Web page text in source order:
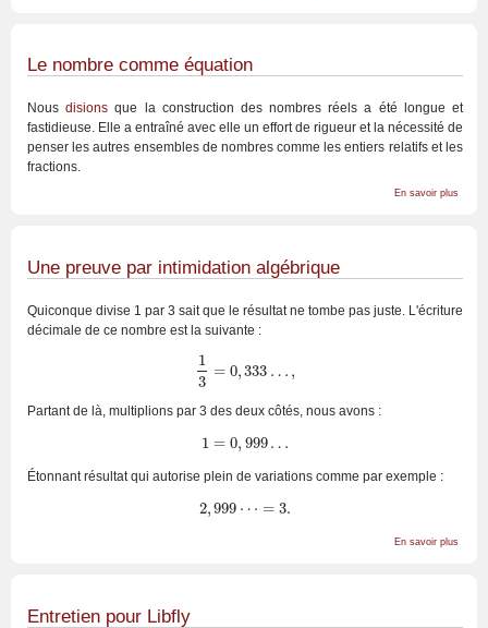
vie
Grothendieck
Le nombre comme équation
Nousdisions que la construction des nombres réels a été longue et
fastidieuse. Elle a entraîné avec elle un effort de rigueur et la nécessité de
penser les autres ensembles de nombres comme les entiers relatifs et les
fractions.
En savoir plus
Une preuve par intimidation algébrique
Quiconque divise 1 par 3 sait que le résultat ne tombe pas juste. L'écriture
décimale de ce nombre est la suivante :
1
3
= 0,333 … ,
13=0, 333…,
Partant de là, multiplions par 3 des deux côtés, nous avons :
1 = 0, 999 …
1= 0,999…
Étonnant résultat qui autorise plein de variations comme par exemple :
2, 999 ⋯ = 3.
2,999 ⋯ =3.
En savoir plus
Entretien pour Libfly